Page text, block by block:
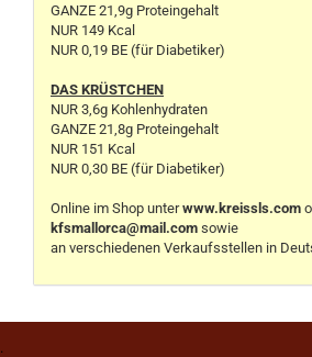
GANZE 21,9g Proteingehalt
NUR 149 Kcal
NUR 0,19 BE (für Diabetiker)
DAS KRÜSTCHEN
NUR 3,6g Kohlenhydraten
GANZE 21,8g Proteingehalt
NUR 151 Kcal
NUR 0,30 BE (für Diabetiker)
Online im Shop unterwww.kreissls.com
kfsmallorca@mail.com sowie
an verschiedenen Verkaufsstellen in
.